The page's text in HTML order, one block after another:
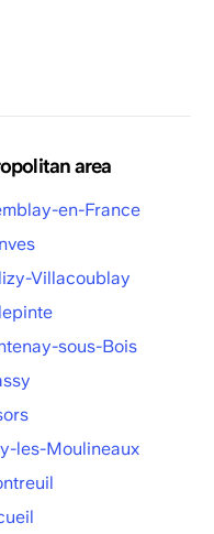
area
en-France
Villacoublay
sous-Bois
les-Moulineaux